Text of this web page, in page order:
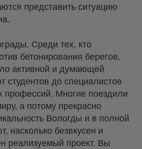
представить ситуацию
Среди тех, кто
бетонирования берегов,
активной и думающей
студентов до специалистов
профессий. Многие поездили
а потому прекрасно
Вологды и в полной
насколько безвкусен и
реализуемый проект. Вы